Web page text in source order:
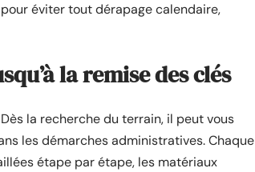
éviter tout dérapage calendaire,
la remise des clés
la recherche du terrain, il peut vous
les démarches administratives. Chaque
étape par étape, les matériaux